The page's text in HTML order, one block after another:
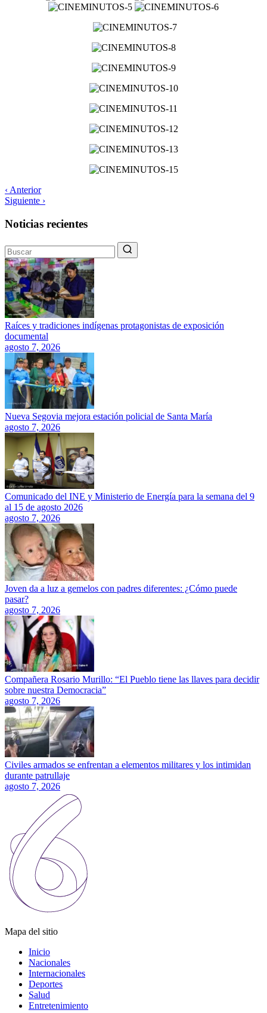
‹ Anterior
Siguiente ›
Noticias recientes
Raíces y tradiciones indígenas protagonistas de exposición
documental
agosto 7, 2026
Nueva Segovia mejora estación policial de Santa María
agosto 7, 2026
Comunicado del INE y Ministerio de Energía para la semana del 9
al 15 de agosto 2026
agosto 7, 2026
Joven da a luz a gemelos con padres diferentes: ¿Cómo puede
pasar?
agosto 7, 2026
Compañera Rosario Murillo: “El Pueblo tiene las llaves para decidir
sobre nuestra Democracia”
agosto 7, 2026
Civiles armados se enfrentan a elementos militares y los intimidan
durante patrullaje
agosto 7, 2026
Mapa del sitio
Inicio
Nacionales
Internacionales
Deportes
Salud
Entretenimiento